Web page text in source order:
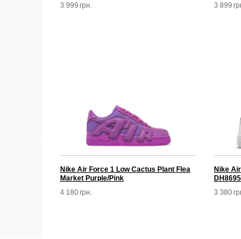
3 999 грн.
3 899
Nike Air Force 1 Low Cactus Plant Flea
Market Purple/Pink
4 180грн.
Nike
3 380